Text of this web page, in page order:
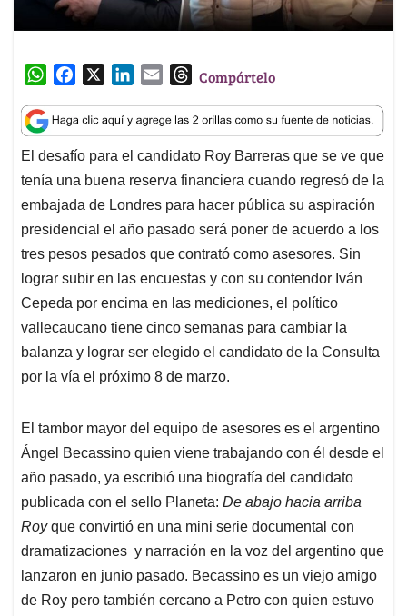
W
a
t
s
A
p
p
c
e
b
o
o
k
n
k
e
d
I
n
a
i
l
T
r
e
a
d
s
Compártelo
El desafío para el candidato Roy Barreras que se ve que
tenía una buena reserva financiera cuando regresó de la
embajada de Londres para hacer pública su aspiración
presidencial el año pasado será poner de acuerdo a los
tres pesos pesados que contrató como asesores. Sin
lograr subir en las encuestas y con su contendor Iván
Cepeda por encima en las mediciones, el político
vallecaucano tiene cinco semanas para cambiar la
balanza y lograr ser elegido el candidato de la Consulta
por la vía el próximo 8 de marzo.
El tambor mayor del equipo de asesores es el argentino
Ángel Becassino quien viene trabajando con él desde el
año pasado, ya escribió una biografía del candidato
publicada con el sello Planeta: De abajo hacia arriba
Royque convirtió en una mini serie documental con
dramatizaciones y narración en la voz del argentino que
lanzaron en junio pasado. Becassino es un viejo amigo
de Roy pero también cercano a Petro con quien estuvo